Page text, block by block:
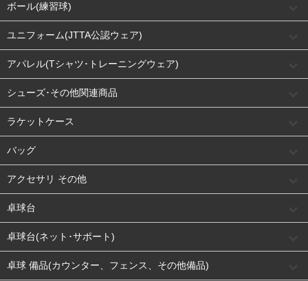
ボール(練習球)
ユニフォーム(JTTA公認ウェア)
アパレル(Tシャツ･トレーニングウェア)
シューズ･その他関連商品
ラケットケース
バッグ
アクセサリ その他
卓球台
卓球台(ネット･サポート)
卓球 備品(カウンター、フェンス、その他備品)